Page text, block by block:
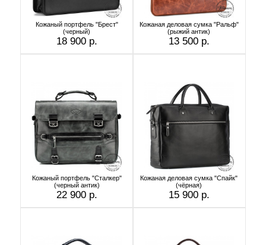
Кожаный портфель "Брест"
(черный)
18 900 р.
Кожаная деловая сумка "Ральф"
(рыжий антик)
13 500 р.
Кожаный портфель "Сталкер"
(черный антик)
22 900 р.
Кожаная деловая сумка "Спайк"
(чёрная)
15 900 р.